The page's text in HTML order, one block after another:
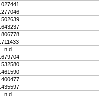
n.d.
n.d.